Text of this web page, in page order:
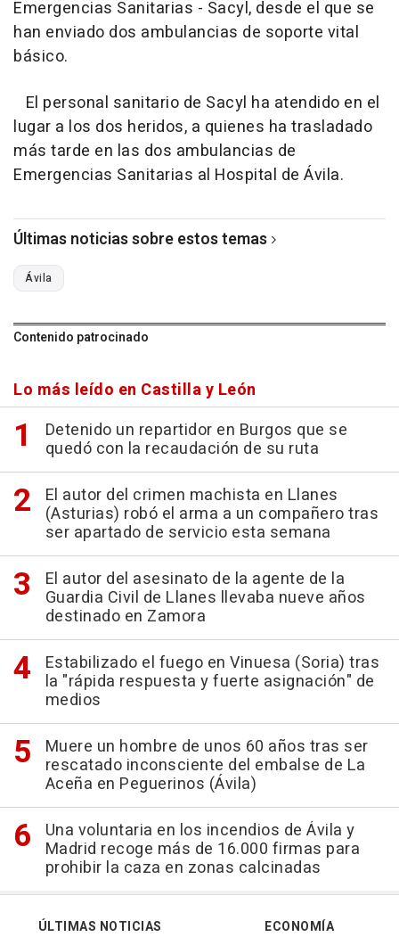
Emergencias Sanitarias - Sacyl, desde el que se
han enviado dos ambulancias de soporte vital
básico.
El personal sanitario de Sacyl ha atendido en el
lugar a los dos heridos, a quienes ha trasladado
más tarde en las dos ambulancias de
Emergencias Sanitarias al Hospital de Ávila.
Últimas noticias sobre estos temas
Ávila
Contenido patrocinado
Lo más leído en Castilla y León
Detenido un repartidor en Burgos que se
quedó con la recaudación de su ruta
El autor del crimen machista en Llanes
(Asturias) robó el arma a un compañero tras
ser apartado de servicio esta semana
El autor del asesinato de la agente de la
Guardia Civil de Llanes llevaba nueve años
destinado en Zamora
Estabilizado el fuego en Vinuesa (Soria) tras
la "rápida respuesta y fuerte asignación" de
medios
Muere un hombre de unos 60 años tras ser
rescatado inconsciente del embalse de La
Aceña en Peguerinos (Ávila)
Una voluntaria en los incendios de Ávila y
Madrid recoge más de 16.000 firmas para
prohibir la caza en zonas calcinadas
ÚLTIMAS NOTICIAS
ECONOMÍA